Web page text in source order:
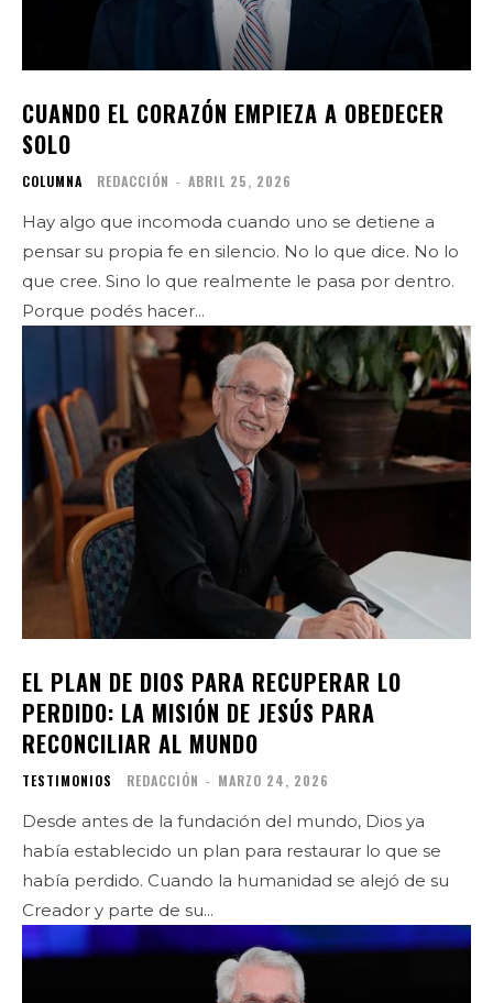
CUANDO EL CORAZÓN EMPIEZA A OBEDECER
SOLO
COLUMNA REDACCIÓN - ABRIL 25, 2026
Hay algo que incomoda cuando uno se detiene a
pensar su propia fe en silencio. No lo que dice. No lo
que cree. Sino lo que realmente le pasa por dentro.
Porque podés hacer...
EL PLAN DE DIOS PARA RECUPERAR LO
PERDIDO: LA MISIÓN DE JESÚS PARA
RECONCILIAR AL MUNDO
TESTIMONIOS REDACCIÓN - MARZO 24, 2026
Desde antes de la fundación del mundo, Dios ya
había establecido un plan para restaurar lo que se
había perdido. Cuando la humanidad se alejó de su
Creador y parte de su...